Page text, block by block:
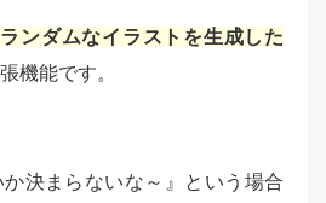
ランダムなイラストを生成した
機能です。
か決まらないな～』という場合